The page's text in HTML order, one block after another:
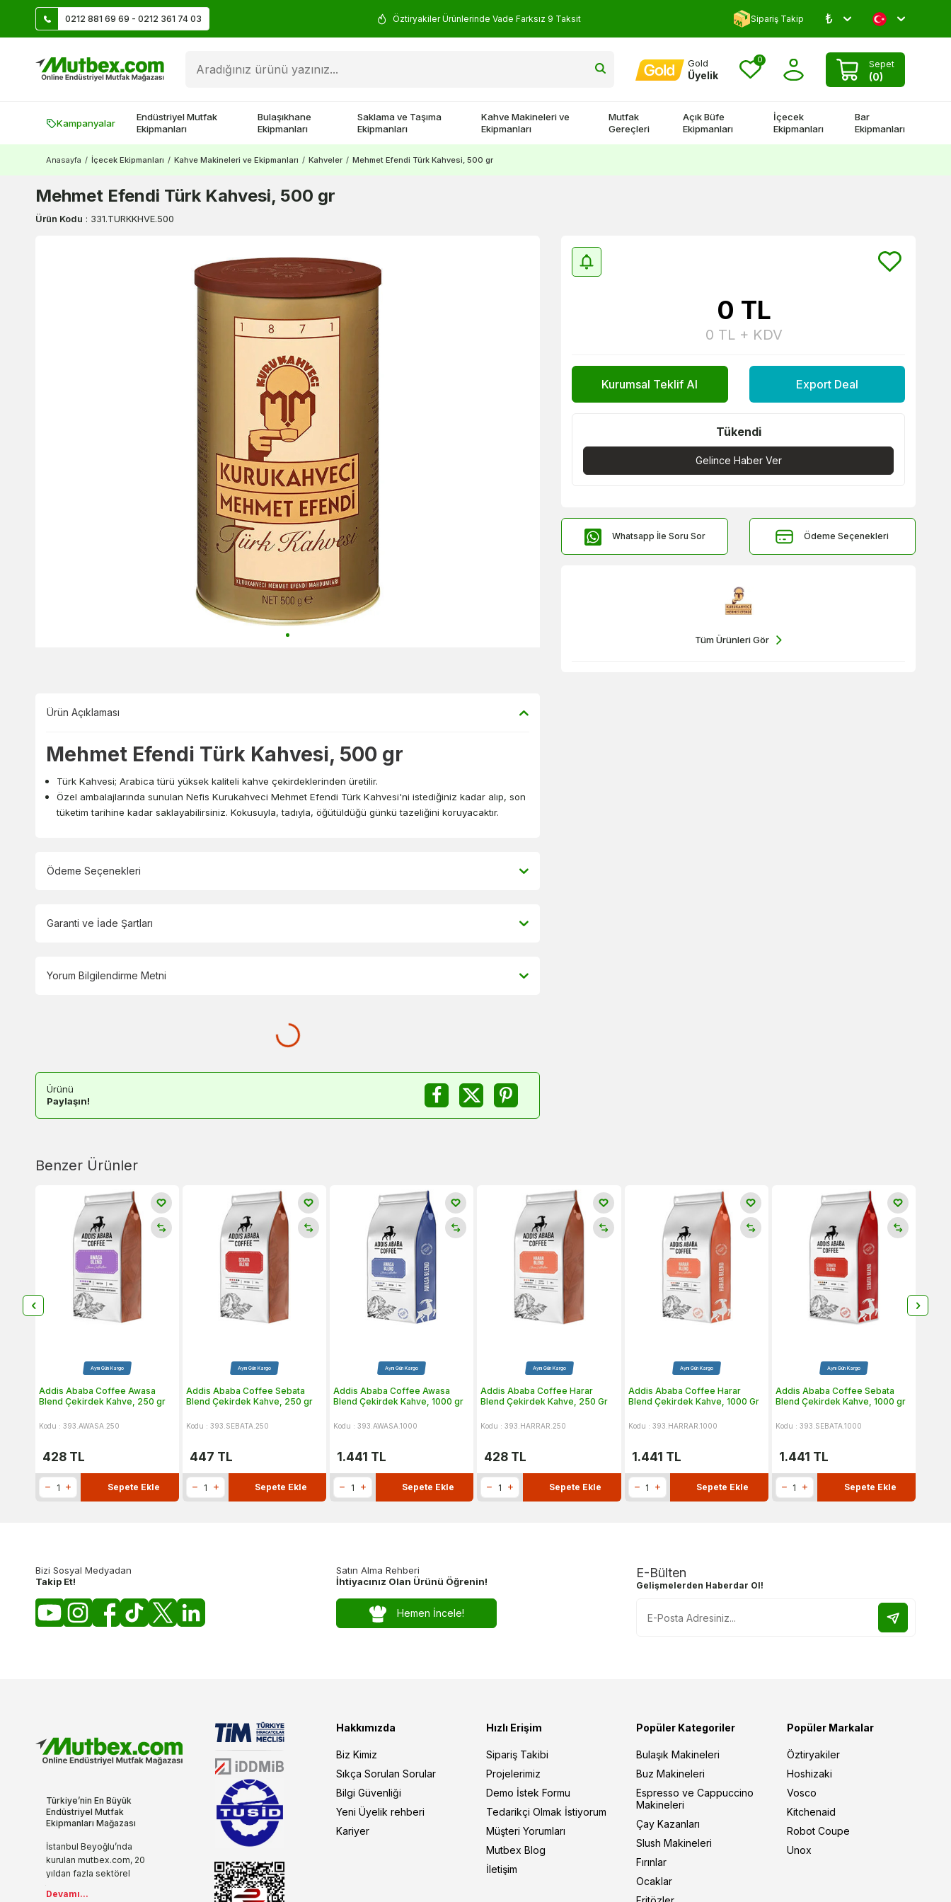
0212 881 69 69 - 0212 361 74 03Üye Ol İlk Siparişte 500 TL Kazan! Öztiryakiler Ürünlerinde Vade Farksız 9 Taksit Yorum Yap 500 TL Kazan!
Sipariş Takip ₺
Gold
Üyelik
0 Sepet
(0)
Kampanyalar
Endüstriyel Mutfak
Ekipmanları
Bulaşıkhane
Ekipmanları
Saklama ve Taşıma
Ekipmanları
Kahve Makineleri ve
Ekipmanları
Mutfak
Gereçleri
Açık Büfe
Ekipmanları
İçecek
Ekipmanları
Bar
Ekipmanları
Anasayfa / İçecek Ekipmanları / Kahve Makineleri ve Ekipmanları / Kahveler / Mehmet Efendi Türk Kahvesi, 500 gr
Mehmet Efendi Türk Kahvesi, 500 gr
Ürün Kodu : 331.TURKKHVE.500
0 TL
0 TL + KDV
Kurumsal Teklif Al Export Deal
Tükendi
Gelince Haber Ver
Whatsapp İle Soru Sor Ödeme Seçenekleri
Tüm Ürünleri Gör
Ürün Açıklaması
Mehmet Efendi Türk Kahvesi, 500 gr
Türk Kahvesi; Arabica türü yüksek kaliteli kahve çekirdeklerinden üretilir.
Özel ambalajlarında sunulan Nefis Kurukahveci Mehmet Efendi Türk Kahvesi'ni istediğiniz kadar alıp, son
tüketim tarihine kadar saklayabilirsiniz. Kokusuyla, tadıyla, öğütüldüğü günkü tazeliğini koruyacaktır.
Ödeme Seçenekleri
Garanti ve İade Şartları
Yorum Bilgilendirme Metni
Ürünü
Paylaşın!
Benzer Ürünler
Aynı Gün Kargo
Addis Ababa Coffee Awasa
Blend Çekirdek Kahve, 250 gr
Kodu : 393.AWASA.250
428 TL
Sepete Ekle
Aynı Gün Kargo
Addis Ababa Coffee Sebata
Blend Çekirdek Kahve, 250 gr
Kodu : 393.SEBATA.250
447 TL
Sepete Ekle
Aynı Gün Kargo
Addis Ababa Coffee Awasa
Blend Çekirdek Kahve, 1000 gr
Kodu : 393.AWASA.1000
1.441 TL
Sepete Ekle
Aynı Gün Kargo
Addis Ababa Coffee Harar
Blend Çekirdek Kahve, 250 Gr
Kodu : 393.HARRAR.250
428 TL
Sepete Ekle
Aynı Gün Kargo
Addis Ababa Coffee Harar
Blend Çekirdek Kahve, 1000 Gr
Kodu : 393.HARRAR.1000
1.441 TL
Sepete Ekle
Aynı Gün Kargo
Addis Ababa Coffee Sebata
Blend Çekirdek Kahve, 1000 gr
Kodu : 393.SEBATA.1000
1.441 TL
Sepete Ekle
Bizi Sosyal Medyadan
Takip Et!
Satın Alma Rehberi
İhtiyacınız Olan Ürünü Öğrenin!
Hemen İncele!
E-Bülten
Gelişmelerden Haberdar Ol!
Türkiye’nin En Büyük
Endüstriyel Mutfak
Ekipmanları Mağazası
İstanbul Beyoğlu’nda
kurulan mutbex.com, 20
yıldan fazla sektörel
Devamı...
Hakkımızda
Biz Kimiz
Sıkça Sorulan Sorular
Bilgi Güvenliği
Yeni Üyelik rehberi
Kariyer
Hızlı Erişim
Sipariş Takibi
Projelerimiz
Demo İstek Formu
Tedarikçi Olmak İstiyorum
Müşteri Yorumları
Mutbex Blog
İletişim
Popüler Kategoriler
Bulaşık Makineleri
Buz Makineleri
Espresso ve Cappuccino
Makineleri
Çay Kazanları
Slush Makineleri
Fırınlar
Ocaklar
Popüler Markalar
Öztiryakiler
Hoshizaki
Vosco
Kitchenaid
Robot Coupe
Unox